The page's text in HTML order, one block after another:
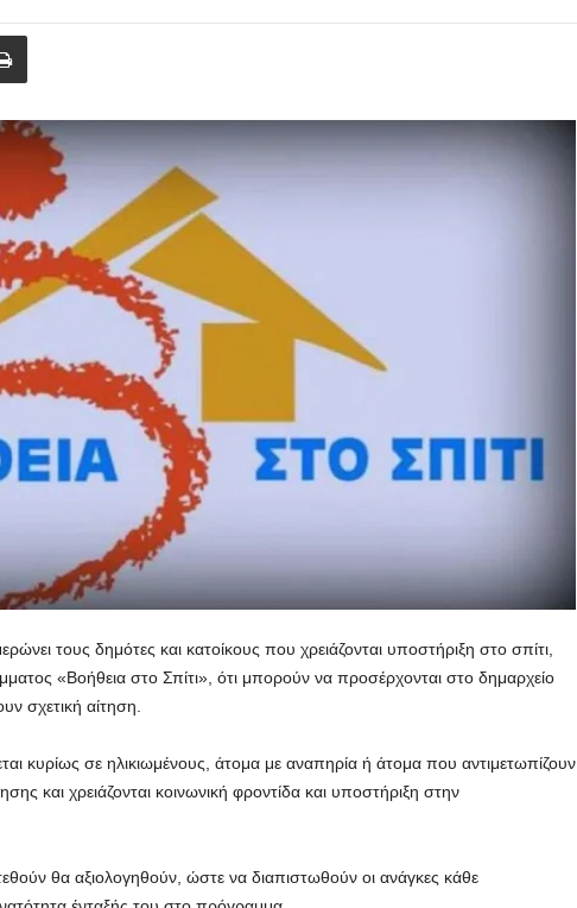
τους δημότες και κατοίκους που χρειάζονται υποστήριξη στο σπίτι,
«Βοήθεια στο Σπίτι», ότι μπορούν να προσέρχονται στο δημαρχείο
σχετική αίτηση.
κυρίως σε ηλικιωμένους, άτομα με αναπηρία ή άτομα που αντιμετωπίζουν
και χρειάζονται κοινωνική φροντίδα και υποστήριξη στην
θα αξιολογηθούν, ώστε να διαπιστωθούν οι ανάγκες κάθε